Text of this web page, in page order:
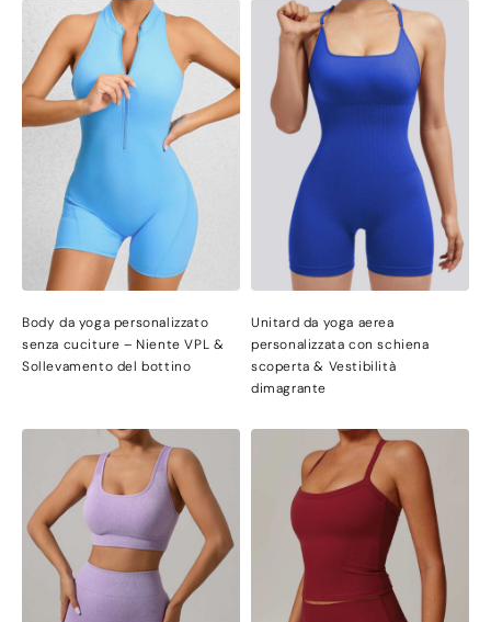
Body da yoga personalizzato
senza cuciture – Niente VPL &
Sollevamento del bottino
Unitard da yoga aerea
personalizzata con schiena
scoperta & Vestibilità
dimagrante